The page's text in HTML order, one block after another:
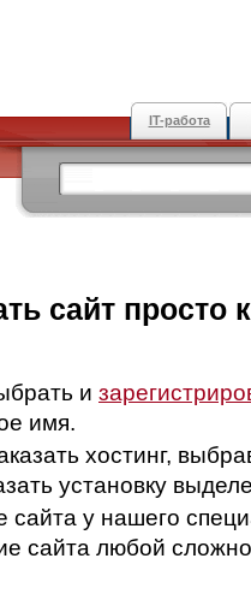
IT-работа
сайт просто
и
имя.
хостинг,
установку
сайта у нашего
сайта любой